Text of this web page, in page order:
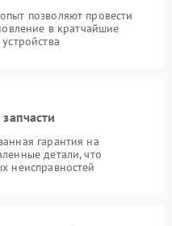
позволяют провести
в кратчайшие
гарантия на
детали, что
неисправностей